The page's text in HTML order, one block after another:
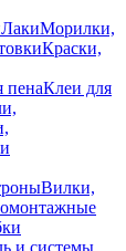
ЛакиМорилки,
Краски,
пенаКлеи для
Вилки,
и системы